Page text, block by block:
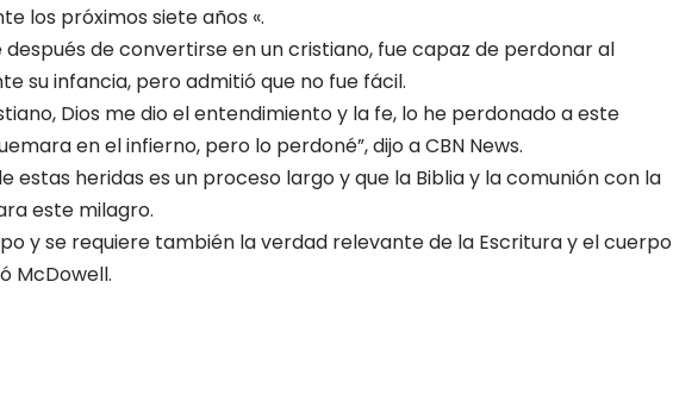
los próximos siete años «.
de convertirse en un cristiano, fue capaz de perdonar al
su infancia, pero admitió que no fue fácil.
Dios me dio el entendimiento y la fe, lo he perdonado a este
en el infierno, pero lo perdoné”, dijo a CBN News.
estas heridas es un proceso largo y que la Biblia y la comunión con la
este milagro.
y se requiere también la verdad relevante de la Escritura y el cuerpo
McDowell.